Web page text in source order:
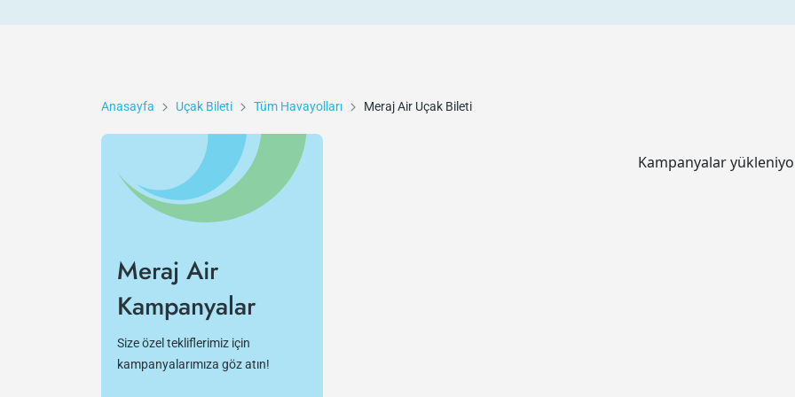
Anasayfa Uçak Bileti Tüm Havayolları Meraj Air Uçak Bileti
Meraj Air
Kampanyalar
Size özel tekliflerimiz için
kampanyalarımıza göz atın!
Kampanyalar